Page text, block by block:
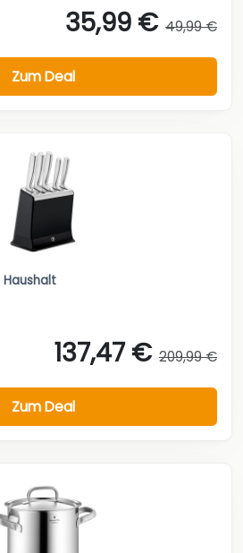
35,99 € 49,99 €
Zum Deal
Haushalt
137,47 € 209,99 €
Zum Deal